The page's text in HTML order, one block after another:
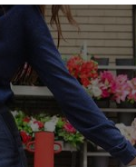
twoimi
do „Ustawień
dane osobowe w
Spersonalizowane